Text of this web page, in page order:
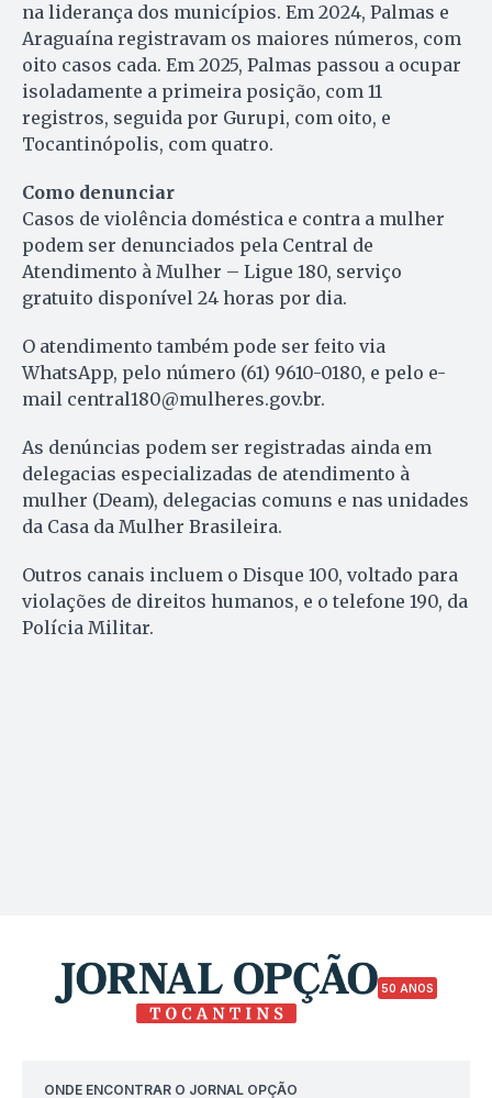
na liderança dos municípios. Em 2024, Palmas e
Araguaína registravam os maiores números, com
oito casos cada. Em 2025, Palmas passou a ocupar
isoladamente a primeira posição, com 11
registros, seguida por Gurupi, com oito, e
Tocantinópolis, com quatro.
Como denunciar
Casos de violência doméstica e contra a mulher
podem ser denunciados pela Central de
Atendimento à Mulher – Ligue 180, serviço
gratuito disponível 24 horas por dia.
O atendimento também pode ser feito via
WhatsApp, pelo número (61) 9610-0180, e pelo e-
mail central180@mulheres.gov.br.
As denúncias podem ser registradas ainda em
delegacias especializadas de atendimento à
mulher (Deam), delegacias comuns e nas unidades
da Casa da Mulher Brasileira.
Outros canais incluem o Disque 100, voltado para
violações de direitos humanos, e o telefone 190, da
Polícia Militar.
50 ANOS
ONDE ENCONTRAR O JORNAL OPÇÃO